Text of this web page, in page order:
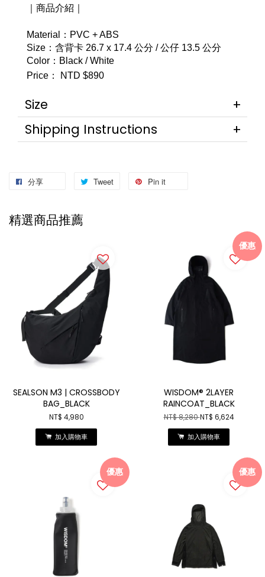
｜商品介紹｜
Material：PVC + ABS
Size：含背卡 26.7 x 17.4 公分 / 公仔 13.5 公分
Color：Black / White
Price： NTD $890
Size
Shipping Instructions
分享 Tweet Pin it
精選商品推薦
SEALSON M3 | CROSSBODY
BAG_BLACK
NT$ 4,980
加入購物車
優惠
WISDOM® 2LAYER
RAINCOAT_BLACK
NT$ 8,280NT$ 6,624
加入購物車
優惠 優惠